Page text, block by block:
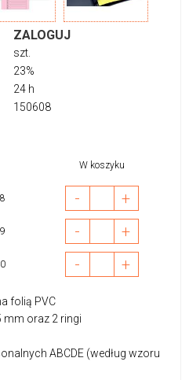
ZALOGUJ
szt.
23%
24 h
150608
W koszyku
- +
- +
- +
folią PVC
mm oraz 2 ringi
ABCDE (według wzoru